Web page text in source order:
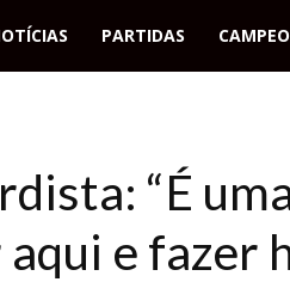
PARTIDAS
“É
e fazer